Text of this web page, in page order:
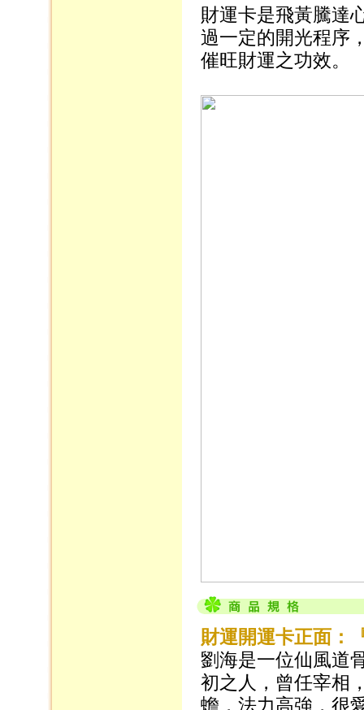
財運卡是飛黃騰達
過一定的開光程序
催旺財運之功效。
財運開運卡正面：
劉海是一位仙風道
初之人，曾任宰相
蟾，法力高強，很